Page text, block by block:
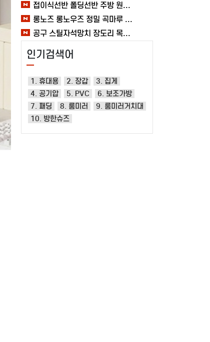
접이식선반 폴딩선반 주방 원터치 여바라 4단, 이동식 베란다 팬트리 72x34x126.5cm, 수납 블랙
롱노즈 롱노우즈 정밀 곡마루 공구용품 작업 케이블 조립 여바라 공예 전선
공구 스틸자석망치 장도리 목공 쇠망치 캠핑 목수 가정용 빠루 여바라
인기검색어
1. 휴대용 2. 장갑
3. 집게
4. 공기압
5. PVC
6. 보조가방
7. 패딩
8. 룸미러
9. 룸미러거치대
10. 방한슈즈